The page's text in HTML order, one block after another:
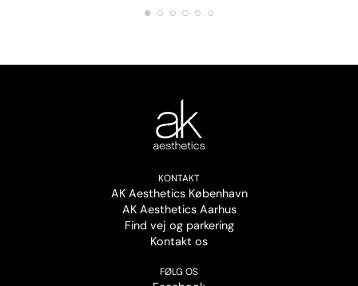
KONTAKT
AK Aesthetics København
AK Aesthetics Aarhus
Find vej og parkering
Kontakt os
FØLG OS